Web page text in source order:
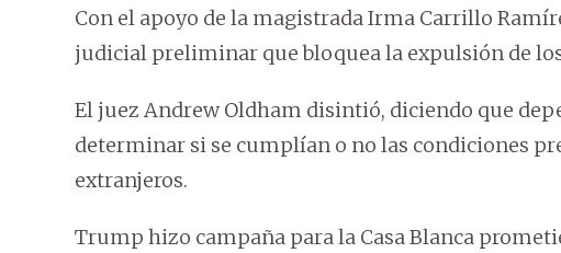
Con el apoyo de la magistrada Irma Carrillo
judicial preliminar que bloquea la expulsión de
El juez Andrew Oldham disintió, diciendo que
determinar si se cumplían o no las condiciones
extranjeros.
Trump hizo campaña para la Casa Blanca